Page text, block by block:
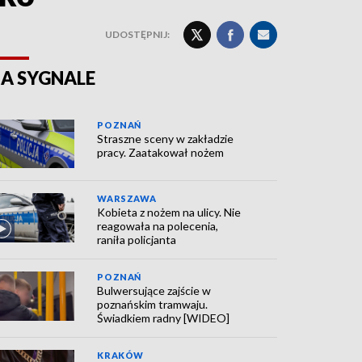
UDOSTĘPNIJ:
SYGNALE
POZNAŃ
Straszne sceny w zakładzie
pracy. Zaatakował nożem
WARSZAWA
Kobieta z nożem na ulicy. Nie
reagowała na polecenia,
raniła policjanta
POZNAŃ
Bulwersujące zajście w
poznańskim tramwaju.
Świadkiem radny [WIDEO]
KRAKÓW